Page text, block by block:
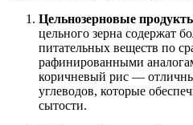
Цельнозерновые
цельного зерна содержат
питательных веществ по
рафинированными
коричневый рис —
углеводов, которые
сытости.